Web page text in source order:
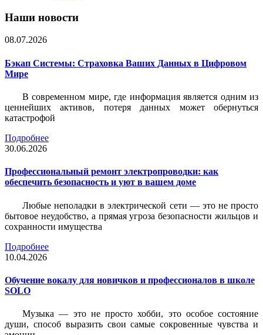
Наши новости
08.07.2026
Бэкап Системы: Страховка Ваших Данных в Цифровом
Мире
В современном мире, где информация является одним из
ценнейших активов, потеря данных может обернуться
катастрофой
Подробнее
30.06.2026
Профессиональный ремонт электропроводки: как
обеспечить безопасность и уют в вашем доме
Любые неполадки в электрической сети — это не просто
бытовое неудобство, а прямая угроза безопасности жильцов и
сохранности имущества
Подробнее
10.04.2026
Обучение вокалу для новичков и профессионалов в школе
SOLO
Музыка — это не просто хобби, это особое состояние
души, способ выразить свои самые сокровенные чувства и